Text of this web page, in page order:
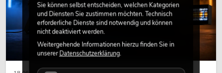
Sie können selbst entscheiden, welchen Kategorien
und Diensten Sie zustimmen möchten. Technisch
erforderliche Dienste sind notwendig und können
nicht deaktiviert werden.
Weitergehende Informationen hierzu finden Sie in
unsererDatenschutzerklärung.